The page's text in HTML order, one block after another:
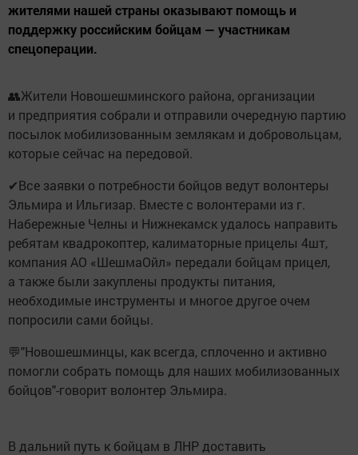
жителями нашей страны оказывают помощь и
поддержку российским бойцам — участникам
спецоперации.
👥Жители Новошешминского района, организации
и предприятия собрали и отправили очередную партию
посылок мобилизованным землякам и добровольцам,
которые сейчас на передовой.
✔Все заявки о потребности бойцов ведут волонтеры
Эльмира и Ильгизар. Вместе с волонтерами из г.
Набережные Челны и Нижнекамск удалось направить
ребятам квадрокоптер, калиматорные прицелы 4шт,
компания АО «ШешмаОйл» передали бойцам прицел,
а также были закуплены продукты питания,
необходимые инструменты и многое другое очем
попросили сами бойцы.
💬"Новошешминцы, как всегда, сплоченно и активно
помогли собрать помощь для наших мобилизованных
бойцов"-говорит волонтер Эльмира.
В дальний путь к бойцам в ЛНР доставить